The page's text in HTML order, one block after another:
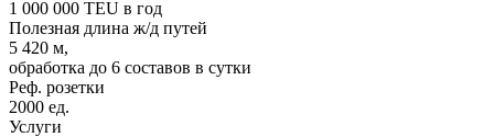
1 000 000 TEU в год
Полезная длина ж/д путей
5 420 м,
обработка до 6 составов в сутки
Реф. розетки
2000 ед.
Услуги